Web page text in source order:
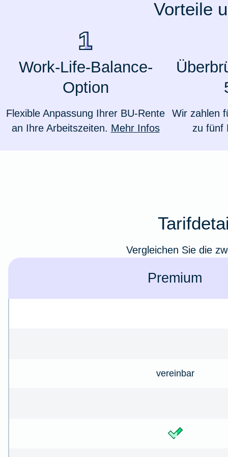
Valorenversicherung
Zur Produktübersicht
Vorteile
Work-Life-Balance-
Option
Flexible Anpassung Ihrer BU-Rente
an Ihre Arbeitszeiten. Mehr Infos
Wir zahlen
zu fünf
Vergleichen Sie die
Premium
vereinbar